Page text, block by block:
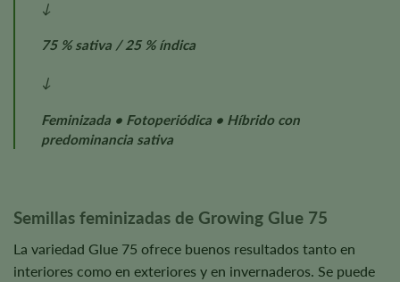
↓
75 % sativa / 25 % índica
↓
Feminizada • Fotoperiódica • Híbrido con
predominancia sativa
Semillas feminizadas de Growing Glue 75
La variedad Glue 75 ofrece buenos resultados tanto en
interiores como en exteriores y en invernaderos. Se puede